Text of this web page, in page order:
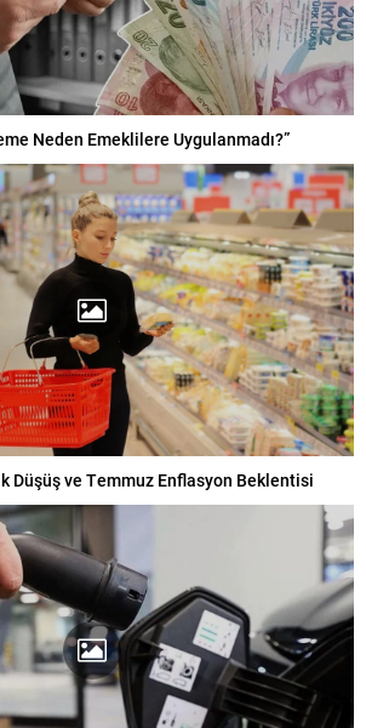
Neden Emeklilere Uygulanmadı?”
Düşüş ve Temmuz Enflasyon Beklentisi